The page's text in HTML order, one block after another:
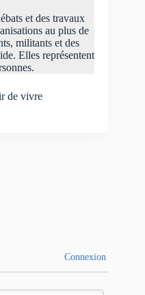
et des travaux
au plus de
militants et des
Elles représentent
de vivre
Connexion